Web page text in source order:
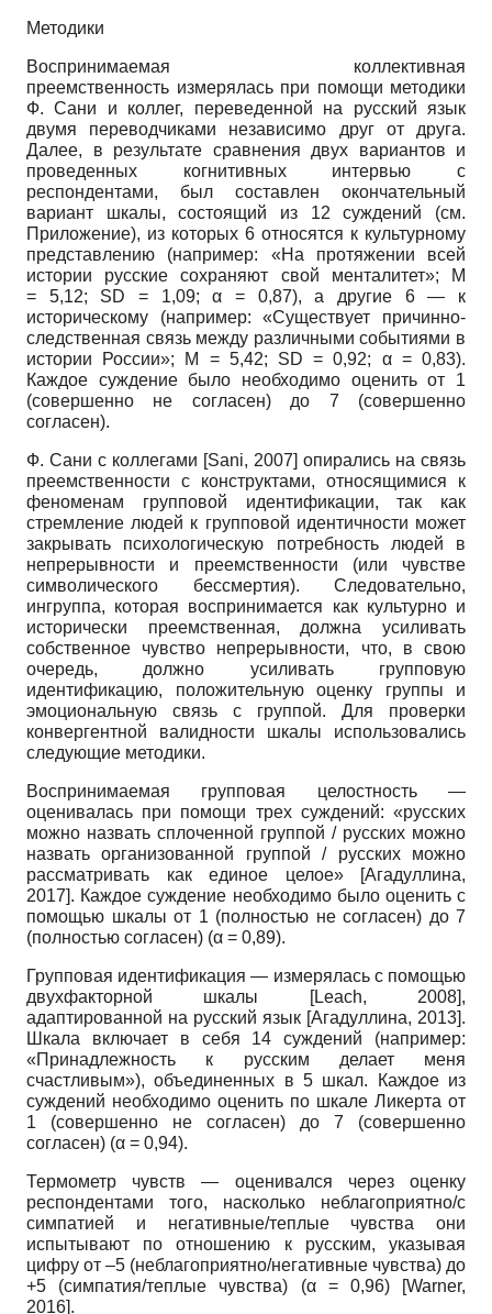
Методики
Воспринимаемая коллективная
преемственность измерялась при помощи методики
Ф. Сани и коллег, переведенной на русский язык
двумя переводчиками независимо друг от друга.
Далее, в результате сравнения двух вариантов и
проведенных когнитивных интервью с
респондентами, был составлен окончательный
вариант шкалы, состоящий из 12 суждений (см.
Приложение), из которых 6 относятся к культурному
представлению (например: «На протяжении всей
истории русские сохраняют свой менталитет»; M
= 5,12; SD = 1,09; α = 0,87), а другие 6 — к
историческому (например: «Существует причинно-
следственная связь между различными событиями в
истории России»; M = 5,42; SD = 0,92; α = 0,83).
Каждое суждение было необходимо оценить от 1
(совершенно не согласен) до 7 (совершенно
согласен).
Ф. Сани с коллегами [Sani, 2007] опирались на связь
преемственности с конструктами, относящимися к
феноменам групповой идентификации, так как
стремление людей к групповой идентичности может
закрывать психологическую потребность людей в
непрерывности и преемственности (или чувстве
символического бессмертия). Следовательно,
ингруппа, которая воспринимается как культурно и
исторически преемственная, должна усиливать
собственное чувство непрерывности, что, в свою
очередь, должно усиливать групповую
идентификацию, положительную оценку группы и
эмоциональную связь с группой. Для проверки
конвергентной валидности шкалы использовались
следующие методики.
Воспринимаемая групповая целостность —
оценивалась при помощи трех суждений: «русских
можно назвать сплоченной группой / русских можно
назвать организованной группой / русских можно
рассматривать как единое целое»
[Агадуллина,
2017]. Каждое суждение необходимо было оценить с
помощью шкалы от 1 (полностью не согласен) до 7
(полностью согласен) (α = 0,89).
Групповая идентификация — измерялась с помощью
двухфакторной шкалы
[Leach, 2008],
адаптированной на русский язык [Агадуллина, 2013].
Шкала включает в себя 14 суждений (например:
«Принадлежность к русским делает меня
счастливым»), объединенных в 5 шкал. Каждое из
суждений необходимо оценить по шкале Ликерта от
1 (совершенно не согласен) до 7 (совершенно
согласен) (α = 0,94).
Термометр чувств — оценивался через оценку
респондентами того, насколько неблагоприятно/с
симпатией и негативные/теплые чувства они
испытывают по отношению к русским, указывая
цифру от –5 (неблагоприятно/негативные чувства) до
+5 (симпатия/теплые чувства) (α = 0,96)
[Warner,
2016].